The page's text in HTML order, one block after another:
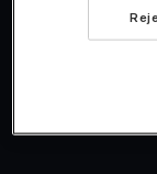
Fiskalizacja